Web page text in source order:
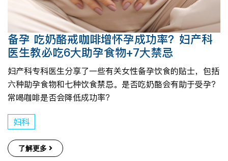
备孕 吃奶酪戒咖啡增怀孕成功率？妇产科
医生教必吃6大助孕食物+7大禁忌
妇产科专科医生分享了一些有关女性备孕饮食的贴士，包括
六种助孕食物和七种饮食禁忌。是否吃奶酪会有助于受孕？
常喝咖啡是否会降低成功率？
妇科
了解更多